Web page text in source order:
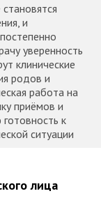
и
уверенность
клинические
родов и
работа на
приёмов и
к
ситуации
лица